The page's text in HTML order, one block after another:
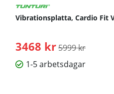
Vibrationsplatta, Cardio Fit
3468 kr Ordinarie pris:
5999 kr
1-5 arbetsdagar